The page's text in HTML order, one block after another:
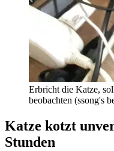
Erbricht die Katze,
beobachten (ssong's
Katze kotzt
Stunden